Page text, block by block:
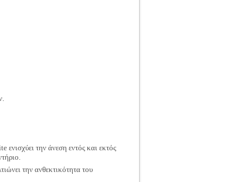
την άνεση εντός και εκτός
την ανθεκτικότητα του